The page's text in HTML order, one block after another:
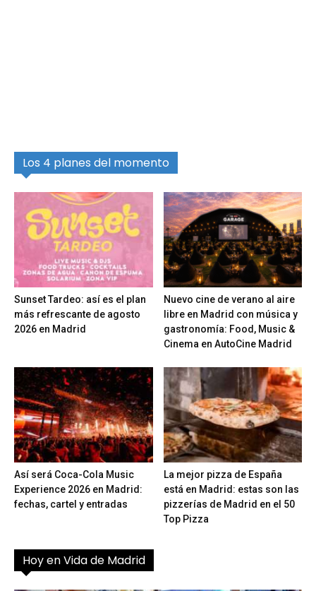
Los 4 planes del momento
Sunset Tardeo: así es el plan
más refrescante de agosto
2026 en Madrid
Nuevo cine de verano al aire
libre en Madrid con música y
gastronomía: Food, Music &
Cinema en AutoCine Madrid
Así será Coca-Cola Music
Experience 2026 en Madrid:
fechas, cartel y entradas
La mejor pizza de España
está en Madrid: estas son las
pizzerías de Madrid en el 50
Top Pizza
Hoy en Vida de Madrid